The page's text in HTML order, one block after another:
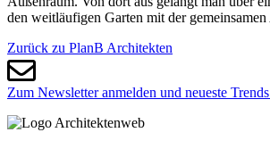
den weitläufigen Garten mit der
Zurück zu PlanB Architekten
Zum Newsletter anmelden und neueste